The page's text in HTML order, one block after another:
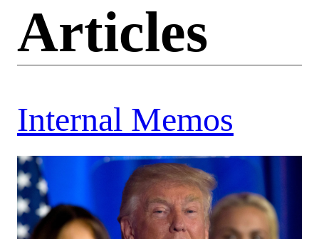
Articles
Internal Memos